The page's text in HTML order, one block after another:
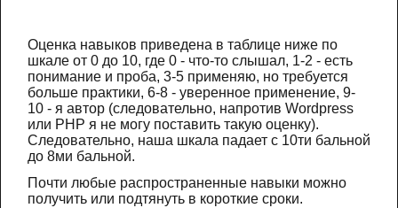
Оценка навыков приведена в таблице ниже по
шкале от 0 до 10, где 0 - что-то слышал, 1-2 - есть
понимание и проба, 3-5 применяю, но требуется
больше практики, 6-8 - уверенное применение, 9-
10 - я автор (следовательно, напротив Wordpress
или PHP я не могу поставить такую оценку).
Следовательно, наша шкала падает с 10ти бальной
до 8ми бальной.
Почти любые распространенные навыки можно
получить или подтянуть в короткие сроки.